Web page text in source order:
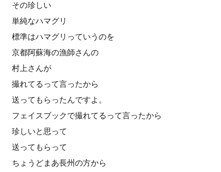
その珍しい
単純なハマグリ
標準はハマグリっていうのを
京都阿蘇海の漁師さんの
村上さんが
撮れてるって言ったから
送ってもらったんですよ。
フェイスブックで撮れてるって言ったから
珍しいと思って
送ってもらって
ちょうどまあ長州の方から